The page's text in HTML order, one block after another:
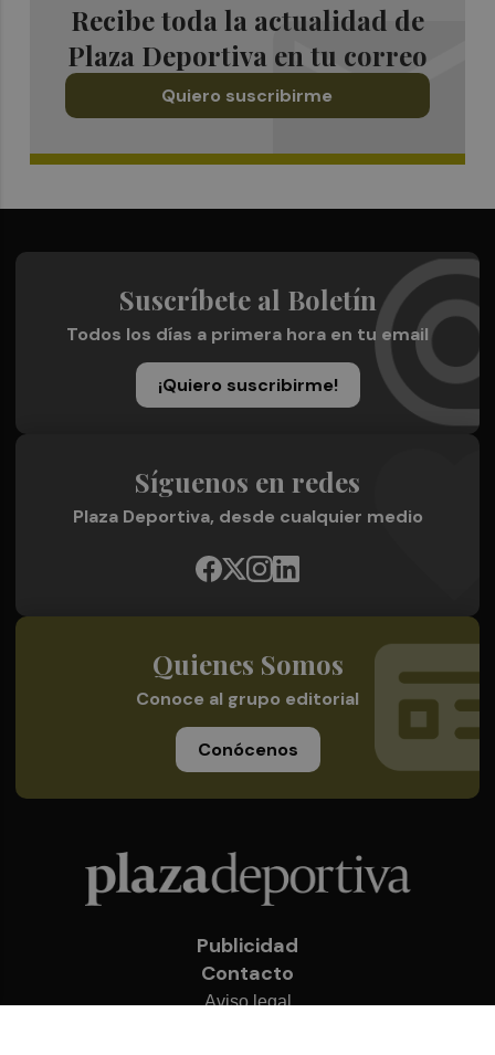
Recibe toda la actualidad de
Plaza Deportiva en tu correo
Quiero suscribirme
Suscríbete al Boletín
Todos los días a primera hora en tu email
¡Quiero suscribirme!
Síguenos en redes
Plaza Deportiva, desde cualquier medio
Quienes Somos
Conoce al grupo editorial
Conócenos
Publicidad
Contacto
Aviso legal